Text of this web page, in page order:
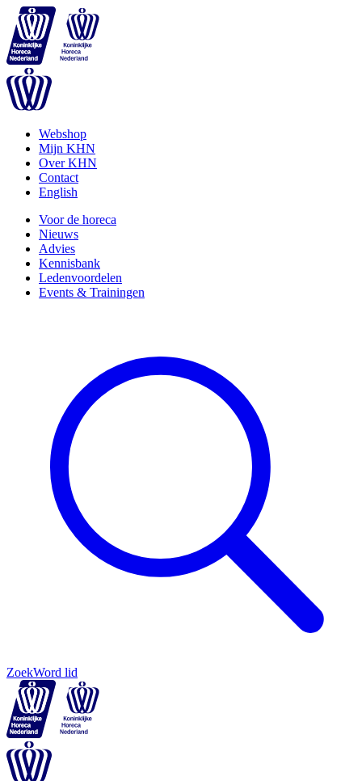
Webshop
Mijn KHN
Over KHN
Contact
English
Voor de horeca
Nieuws
Advies
Kennisbank
Ledenvoordelen
Events & Trainingen
ZoekWord lid